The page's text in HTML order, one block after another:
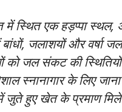
में स्थित एक हड़प्पा
बांधों, जलाशयों और वर्षा
को जल संकट की
स्नानागार के लिए
जुते हुए खेत के प्रमाण